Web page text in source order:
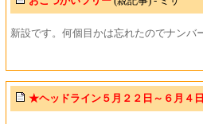
新設です。何個目かは忘れたのでナンバ
★ヘッドライン５月２２日～６月４日